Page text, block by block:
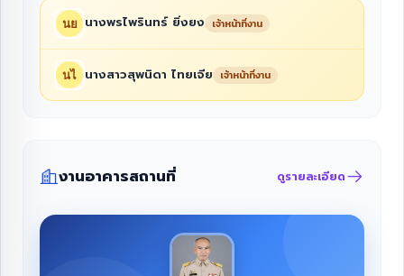
นางพรไพรินทร์ ยิ่งยง เจ้าหน้าที่งาน
นางสาวสุพนิดา ไทยเจีย เจ้าหน้าที่งาน
งานอาคารสถานที่ ดูรายละเอียด